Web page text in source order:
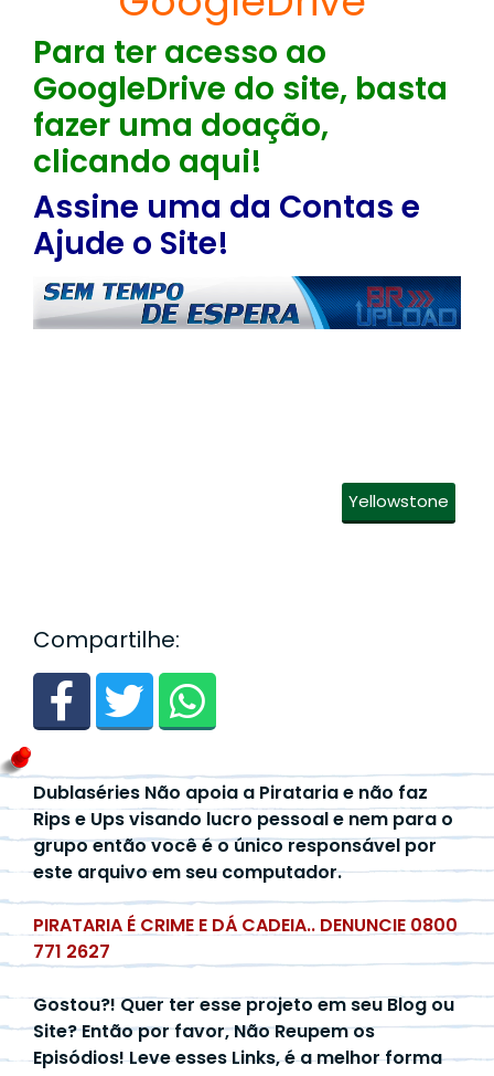
Para ter acesso ao
GoogleDrive do site, basta
fazer uma doação,
clicando aqui!
Assine uma da Contas e
Ajude o Site!
Yellowstone
Compartilhe:
Dublaséries Não apoia a Pirataria e não faz
Rips e Ups visando lucro pessoal e nem para o
grupo então você é o único responsável por
este arquivo em seu computador.
PIRATARIA É CRIME E DÁ CADEIA.. DENUNCIE 0800
771 2627
Gostou?! Quer ter esse projeto em seu Blog ou
Site? Então por favor, Não Reupem os
Episódios! Leve esses Links, é a melhor forma